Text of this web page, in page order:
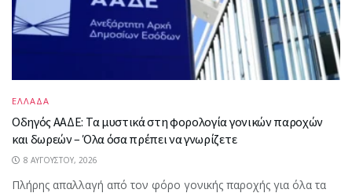
ΕΛΛΑΔΑ
Οδηγός ΑΑΔΕ: Τα μυστικά στη φορολογία γονικών παροχών
και δωρεών – Όλα όσα πρέπει να γνωρίζετε
8 ΑΥΓΟΎΣΤΟΥ, 2026
Πλήρης απαλλαγή από τον φόρο γονικής παροχής για όλα τα